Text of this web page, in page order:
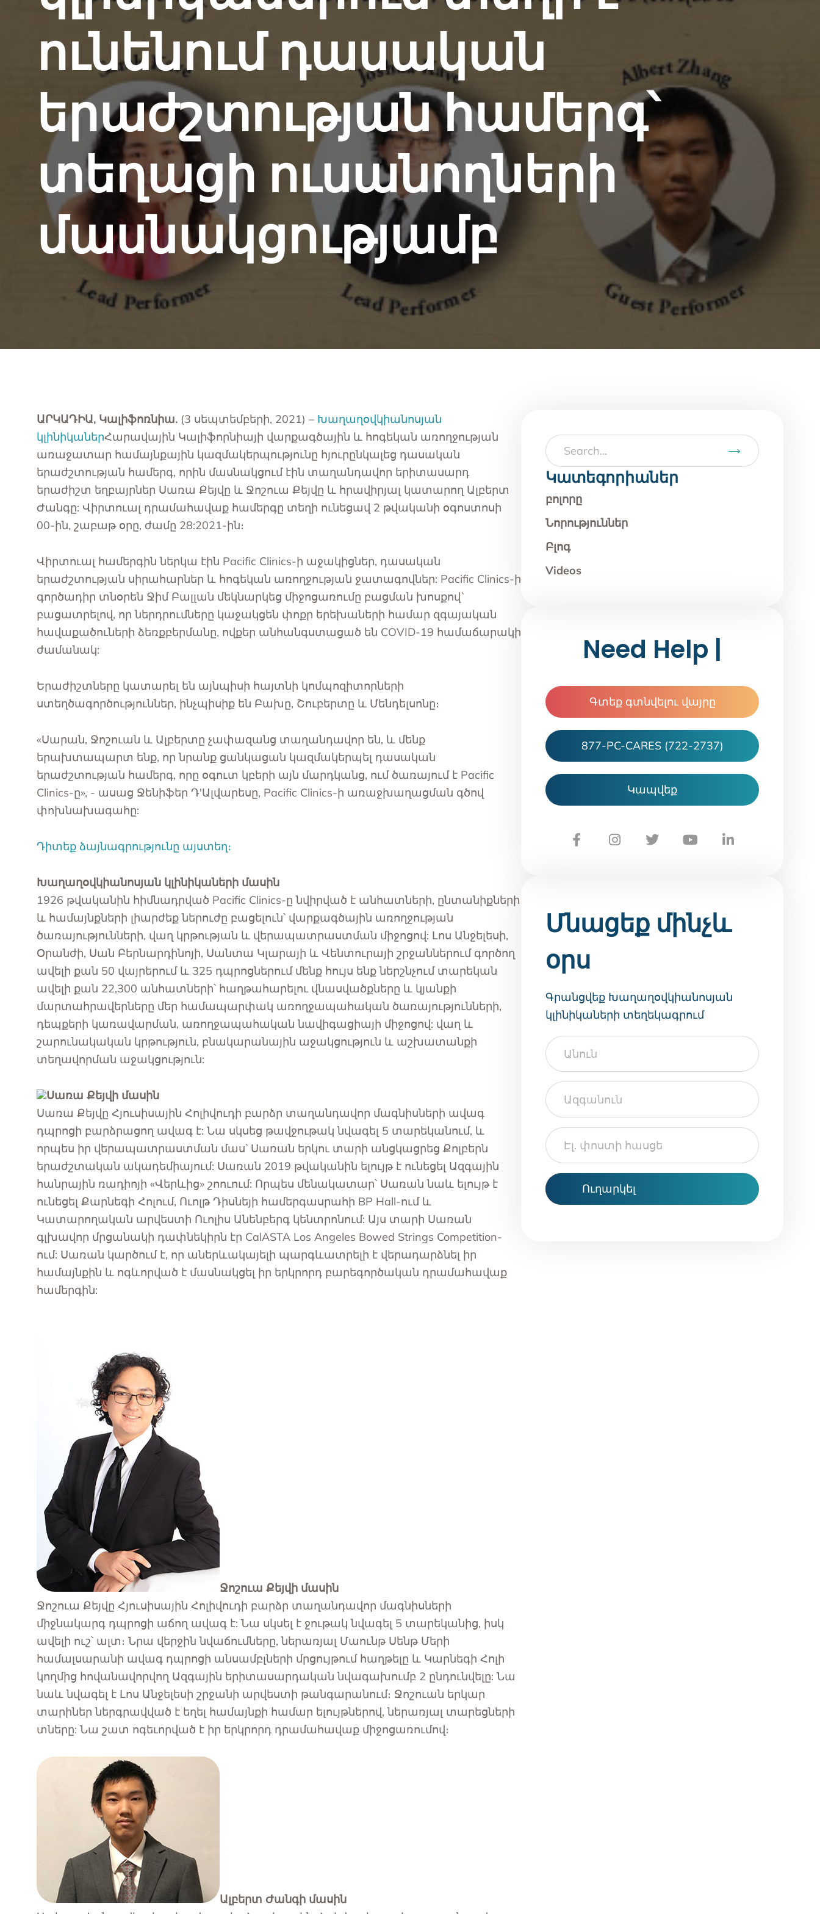
ծառայություններ
հավասարությունն ու բարեկեցությունն առաջ մղելու համար:
Իմացեք ավելին մեր կյանքը հաստատող ծառայությունների
մասին, որոնք առաջարկվում են տեղում, տանը, վիրտուալ և
համայնքում:
Լոս Անջելես
Հասակակիցների աջակցություն և վերականգնում
Կանխարգելման և վաղ միջամտության ծառայություններ
Նյութերի օգտագործման խանգարման բուժում
Տրանզիտային մագնիսական խթանումը
Ասիական խաղաղօվկիանոսյան ընտանեկան կենտրոն
Ընտանեկան ռեսուրս կենտրոններ
Inland Empire
Bay տարածք
Կենտրոնական
ունենում դասական
երաժշտության համերգ՝
տեղացի ուսանողների
մասնակցությամբ
ԱՐԿԱԴԻԱ, Կալիֆոռնիա. (3 սեպտեմբերի, 2021) – Խաղաղօվկիանոսյան
կլինիկաներՀարավային Կալիֆորնիայի վարքագծային և հոգեկան առողջության
առաջատար համայնքային կազմակերպությունը հյուրընկալեց դասական
երաժշտության համերգ, որին մասնակցում էին տաղանդավոր երիտասարդ
երաժիշտ եղբայրներ Սառա Քեյվը և Ջոշուա Քեյվը և հրավիրյալ կատարող Ալբերտ
Ժանգը: Վիրտուալ դրամահավաք համերգը տեղի ունեցավ 2 թվականի օգոստոսի
00-ին, շաբաթ օրը, ժամը 28:2021-ին։
Վիրտուալ համերգին ներկա էին Pacific Clinics-ի աջակիցներ, դասական
երաժշտության սիրահարներ և հոգեկան առողջության ջատագովներ: Pacific Clinics-ի
գործադիր տնօրեն Ջիմ Բալլան մեկնարկեց միջոցառումը բացման խոսքով`
բացատրելով, որ ներդրումները կաջակցեն փոքր երեխաների համար զգայական
հավաքածուների ձեռքբերմանը, ովքեր անհանգստացած են COVID-19 համաճարակի
ժամանակ:
Երաժիշտները կատարել են այնպիսի հայտնի կոմպոզիտորների
ստեղծագործություններ, ինչպիսիք են Բախը, Շուբերտը և Մենդելսոնը։
«Սարան, Ջոշուան և Ալբերտը չափազանց տաղանդավոր են, և մենք
երախտապարտ ենք, որ նրանք ցանկացան կազմակերպել դասական
երաժշտության համերգ, որը օգուտ կբերի այն մարդկանց, ում ծառայում է Pacific
Clinics-ը», - ասաց Ջենիֆեր Դ'Ալվարեսը, Pacific Clinics-ի առաջխաղացման գծով
փոխնախագահը:
Դիտեք ձայնագրությունը այստեղ։
Խաղաղօվկիանոսյան կլինիկաների մասին
1926 թվականին հիմնադրված Pacific Clinics-ը նվիրված է անհատների, ընտանիքների
և համայնքների լիարժեք ներուժը բացելուն՝ վարքագծային առողջության
ծառայությունների, վաղ կրթության և վերապատրաստման միջոցով: Լոս Անջելեսի,
Օրանժի, Սան Բերնարդինոյի, Սանտա Կլարայի և Վենտուրայի շրջաններում գործող
ավելի քան 50 վայրերում և 325 դպրոցներում մենք հույս ենք ներշնչում տարեկան
ավելի քան 22,300 անհատների՝ հաղթահարելու վնասվածքները և կյանքի
մարտահրավերները մեր համապարփակ առողջապահական ծառայությունների,
դեպքերի կառավարման, առողջապահական նավիգացիայի միջոցով: վաղ և
շարունակական կրթություն, բնակարանային աջակցություն և աշխատանքի
տեղավորման աջակցություն:
Սառա Քեյվի մասին
Սառա Քեյվը Հյուսիսային Հոլիվուդի բարձր տաղանդավոր մագնիսների ավագ
դպրոցի բարձրացող ավագ է: Նա սկսեց թավջութակ նվագել 5 տարեկանում, և
որպես իր վերապատրաստման մաս՝ Սառան երկու տարի անցկացրեց Քոլբերն
երաժշտական ​​ակադեմիայում: Սառան 2019 թվականին ելույթ է ունեցել Ազգային
հանրային ռադիոյի «Վերևից» շոուում: Որպես մենակատար՝ Սառան նաև ելույթ է
ունեցել Քարնեգի Հոլում, Ուոլթ Դիսնեյի համերգասրահի BP Hall-ում և
Կատարողական արվեստի Ուոլիս Անենբերգ կենտրոնում: Այս տարի Սառան
գլխավոր մրցանակի դափնեկիրն էր CalASTA Los Angeles Bowed Strings Competition-
ում: Սառան կարծում է, որ աներևակայելի պարգևատրելի է վերադարձնել իր
համայնքին և ոգևորված է մասնակցել իր երկրորդ բարեգործական դրամահավաք
համերգին:
Ջոշուա Քեյվի մասին
Ջոշուա Քեյվը Հյուսիսային Հոլիվուդի բարձր տաղանդավոր մագնիսների
միջնակարգ դպրոցի աճող ավագ է: Նա սկսել է ջութակ նվագել 5 տարեկանից, իսկ
ավելի ուշ՝ ալտ։ Նրա վերջին նվաճումները, ներառյալ Մաունթ Սենթ Մերի
համալսարանի ավագ դպրոցի անսամբլների մրցույթում հաղթելը և Կարնեգի Հոլի
կողմից հովանավորվող Ազգային երիտասարդական նվագախումբ 2 ընդունվելը: Նա
նաև նվագել է Լոս Անջելեսի շրջանի արվեստի թանգարանում։ Ջոշուան երկար
տարիներ ներգրավված է եղել համայնքի համար ելույթներով, ներառյալ տարեցների
տները: Նա շատ ոգեւորված է իր երկրորդ դրամահավաք միջոցառումով։
Ալբերտ Ժանգի մասին
Կատեգորիաներ
բոլորը
Նորություններ
Բլոգ
Videos
Need Help |
Գտեք գտնվելու վայրը
877-PC-CARES (722-2737)
Կապվեք
Մնացեք մինչև
օրս
Գրանցվեք Խաղաղօվկիանոսյան
կլինիկաների տեղեկագրում
Անուն
Ազգանուն
Էլ.
փոստի
հասցե